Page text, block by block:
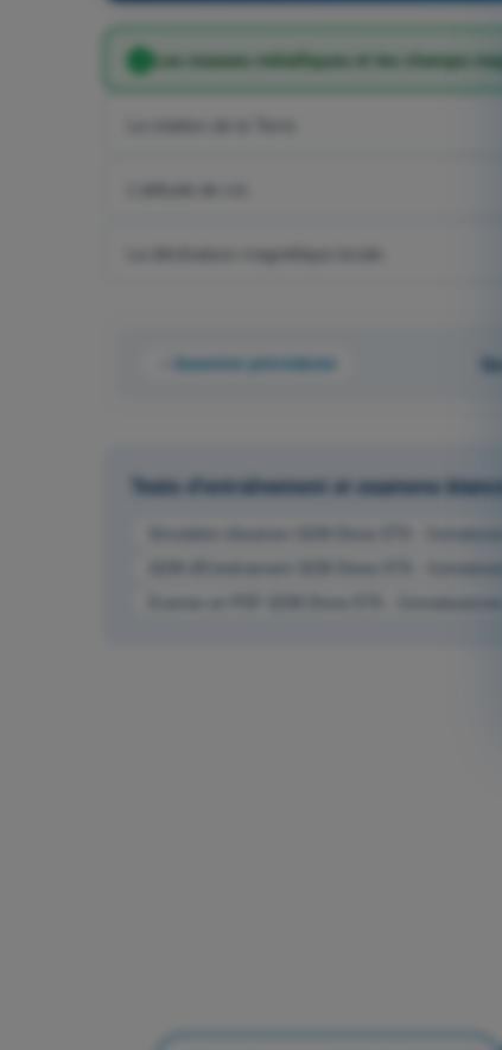
Les masses métalliques et les champs
La rotation de la Terre.
L'altitude de vol.
La déclinaison magnétique locale.
Question précédente
Tests d'entraînement et examens
Simulation d'examen QCM Drone STS -
QCM d'Entraînement QCM Drone STS -